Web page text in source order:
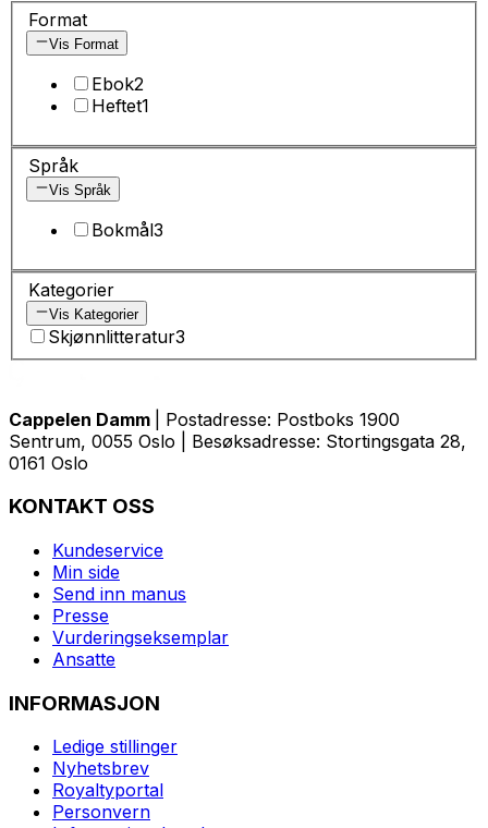
Format
Vis Format
Ebok2
Heftet1
Språk
Vis Språk
Bokmål3
Kategorier
Vis Kategorier
Skjønnlitteratur3
Cappelen Damm
| Postadresse: Postboks 1900
Sentrum, 0055 Oslo | Besøksadresse: Stortingsgata 28,
0161 Oslo
KONTAKT OSS
Kundeservice
Min side
Send inn manus
Presse
Vurderingseksemplar
Ansatte
INFORMASJON
Ledige stillinger
Nyhetsbrev
Royaltyportal
Personvern